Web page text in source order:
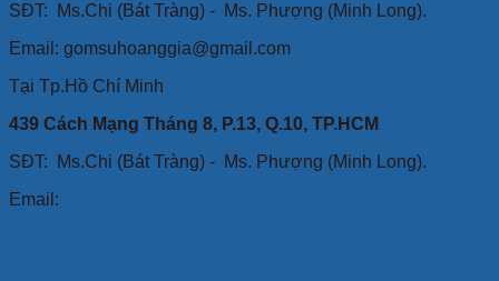
SĐT:
Ms.Chi (Bát Tràng) - Ms. Phượng (Minh Long).
Email: gomsuhoanggia@gmail.com
Tại Tp.Hồ Chí Minh
439 Cách Mạng Tháng 8, P.13, Q.10, TP.HCM
SĐT: Ms.Chi (Bát Tràng) - Ms. Phượng (Minh Long).
Email: